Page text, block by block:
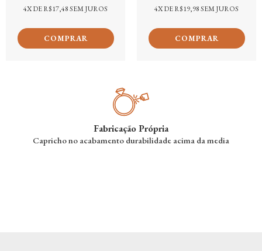
4X DER$17,48SEM JUROS 4X DER$19,98SEM JUROS
Fabricação Própria
Capricho no acabamento durabilidade acima da media